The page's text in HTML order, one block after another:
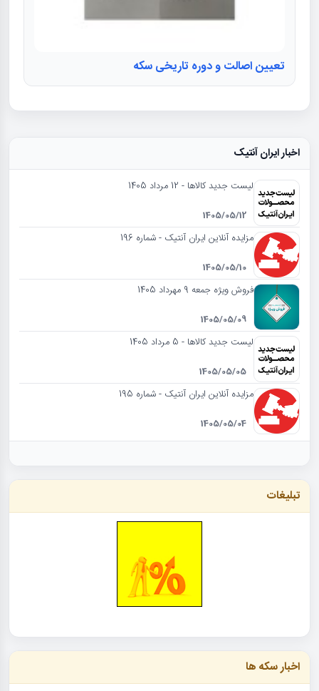
تعیین اصالت و دوره تاریخی سکه
اخبار ایران آنتیک
لیست جدید کالاها - 12 مرداد 1405
1405/05/12
مزایده آنلاین ایران آنتیک - شماره 196
1405/05/10
فروش ویژه جمعه 9 مهرداد 1405
1405/05/09
لیست جدید کالاها - 5 مرداد 1405
1405/05/05
مزایده آنلاین ایران آنتیک - شماره 195
1405/05/04
تبلیغات
اخبار سکه ها